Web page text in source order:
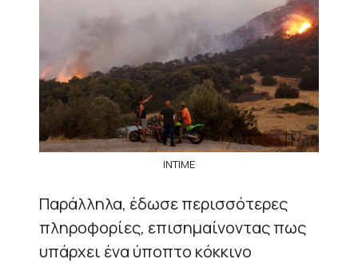
ΙΝΤΙΜΕ
Παράλληλα, έδωσε περισσότερες
πληροφορίες, επισημαίνοντας πως
υπάρχει ένα ύποπτο κόκκινο